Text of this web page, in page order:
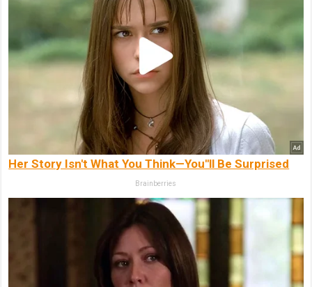
Her Story Isn't What You Think—You''ll Be Surprised
Brainberries